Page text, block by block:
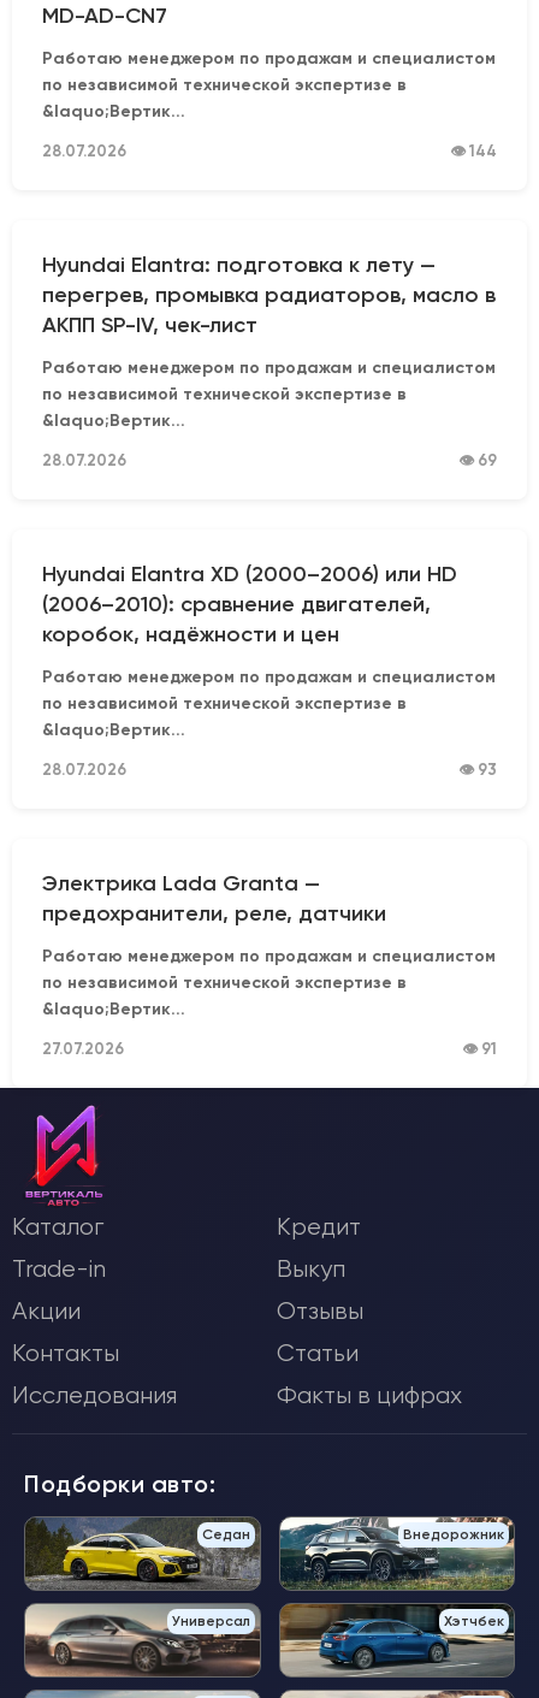
MD-AD-CN7
Работаю менеджером по продажам и специалистом
по независимой технической экспертизе в
&laquo;Вертик...
28.07.2026 👁 144
Hyundai Elantra: подготовка к лету —
перегрев, промывка радиаторов, масло в
АКПП SP-IV, чек-лист
Работаю менеджером по продажам и специалистом
по независимой технической экспертизе в
&laquo;Вертик...
28.07.2026 👁 69
Hyundai Elantra XD (2000–2006) или HD
(2006–2010): сравнение двигателей,
коробок, надёжности и цен
Работаю менеджером по продажам и специалистом
по независимой технической экспертизе в
&laquo;Вертик...
28.07.2026 👁 93
Электрика Lada Granta —
предохранители, реле, датчики
Работаю менеджером по продажам и специалистом
по независимой технической экспертизе в
&laquo;Вертик...
27.07.2026 👁 91
Каталог
Кредит
Trade-in
Выкуп
Акции
Отзывы
Контакты
Статьи
Исследования
Факты в цифрах
Подборки авто:
Седан Внедорожник
Универсал Хэтчбек